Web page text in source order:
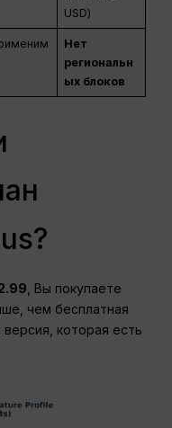
USD)
Нет
региональн
ых блоков
, Вы покупаете
чем бесплатная
которая есть